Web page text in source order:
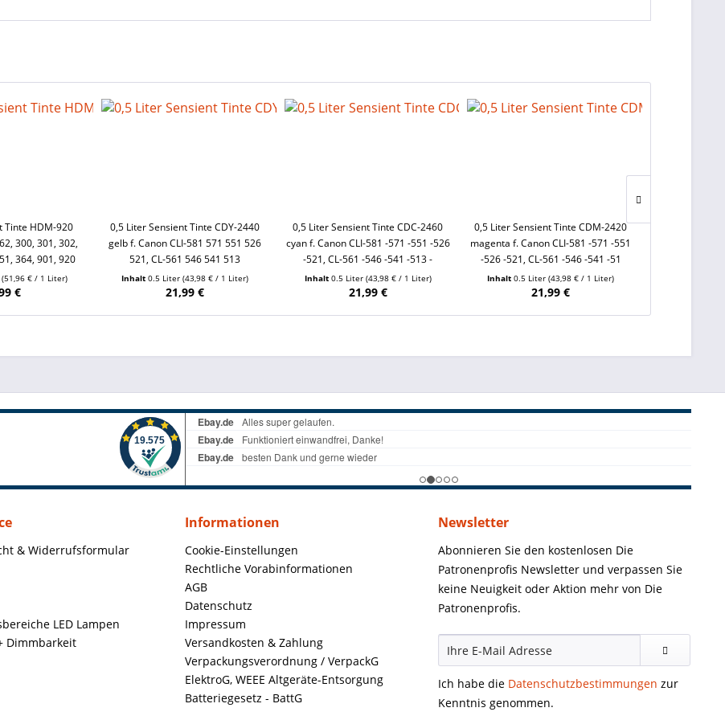
Tinte HDM-920
300, 301, 302,
364, 901, 920
(51,96 € / 1 Liter)
€
0,5 Liter Sensient Tinte CDY-2440
gelb f. Canon CLI-581 571 551 526
521, CL-561 546 541 513
Inhalt 0.5 Liter (43,98 € / 1 Liter)
21,99 €
0,5 Liter Sensient Tinte CDC-2460
cyan f. Canon CLI-581 -571 -551 -526
-521, CL-561 -546 -541 -513 -
Inhalt 0.5 Liter (43,98 € / 1 Liter)
21,99 €
0,5 Liter Sensient Tinte CDM-2420
magenta f. Canon CLI-581 -571 -551
-526 -521, CL-561 -546 -541 -51
Inhalt0.5 Liter(43,98 € / 1 Liter)
21,99 €
& Widerrufsformular
LED Lampen
Dimmbarkeit
Informationen
Cookie-Einstellungen
Rechtliche Vorabinformationen
AGB
Datenschutz
Impressum
Versandkosten & Zahlung
Verpackungsverordnung / VerpackG
ElektroG, WEEE Altgeräte-Entsorgung
Batteriegesetz - BattG
Newsletter
Abonnieren Sie den kostenlosen Die
Patronenprofis Newsletter und verpassen Sie
keine Neuigkeit oder Aktion mehr von Die
Patronenprofis.
Ich habe die Datenschutzbestimmungen zur
Kenntnis genommen.